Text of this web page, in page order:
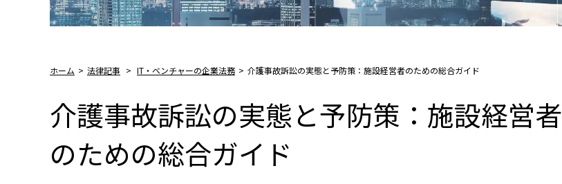
ホーム > 法律記事 > IT・ベンチャーの企業法務 > 介護事故訴訟の実態と予防策：施設経営者のための総合ガイド
介護事故訴訟の実態と予防策：施設経営者
のための総合ガイド